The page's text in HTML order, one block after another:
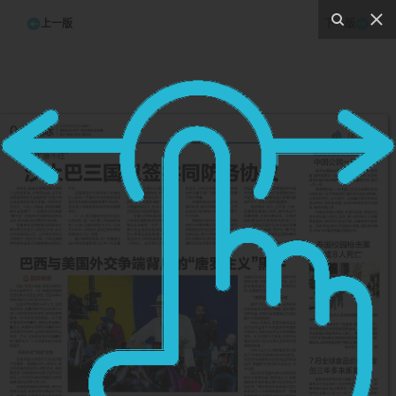
上一版 下一版